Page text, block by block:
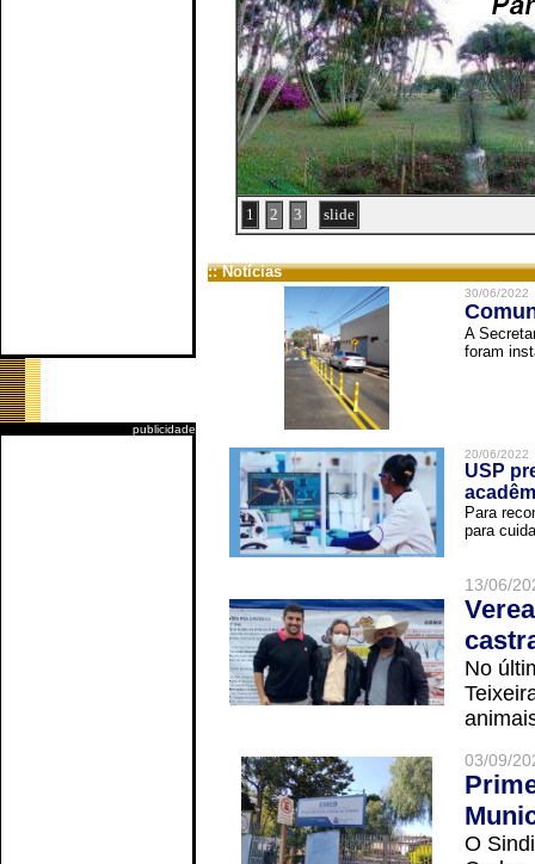
publicidade
1 2 3 slide
:: Notícias
30/06/2022
A
foram
20/06/2022
USP
Para
para
13/06/
No
03/09/
O